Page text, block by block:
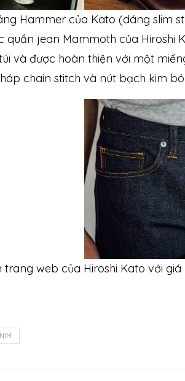
Hammer của Kato (dáng slim
quần jean Mammoth của Hiroshi
và được hoàn thiện với một
chain stitch và nút bạch kim
web của Hiroshi Kato với